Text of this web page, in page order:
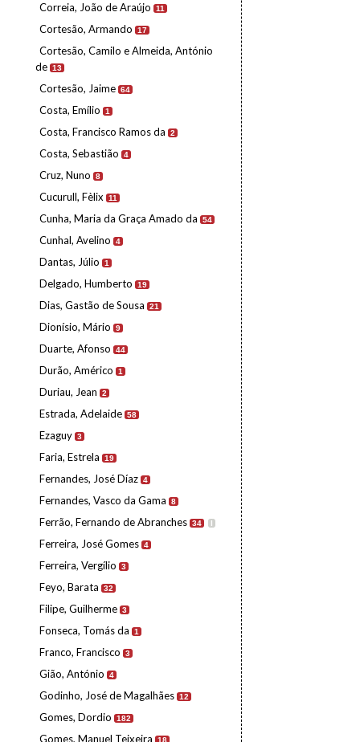
Correia, João de Araújo 11
Cortesão, Armando 17
Cortesão, Camilo e Almeida, António
de 13
Cortesão, Jaime 64
Costa, Emílio 1
Costa, Francisco Ramos da 2
Costa, Sebastião 4
Cruz, Nuno 8
Cucurull, Fèlix 11
Cunha, Maria da Graça Amado da 54
Cunhal, Avelino 4
Dantas, Júlio 1
Delgado, Humberto 19
Dias, Gastão de Sousa 21
Dionísio, Mário 9
Duarte, Afonso 44
Durão, Américo 1
Duriau, Jean 2
Estrada, Adelaide 58
Ezaguy 3
Faria, Estrela 19
Fernandes, José Díaz 4
Fernandes, Vasco da Gama 8
Ferrão, Fernando de Abranches 34 I
Ferreira, José Gomes 4
Ferreira, Vergílio 3
Feyo, Barata 32
Filipe, Guilherme 3
Fonseca, Tomás da 1
Franco, Francisco 3
Gião, António 4
Godinho, José de Magalhães 12
Gomes, Dordio 182
Gomes, Manuel Teixeira 18